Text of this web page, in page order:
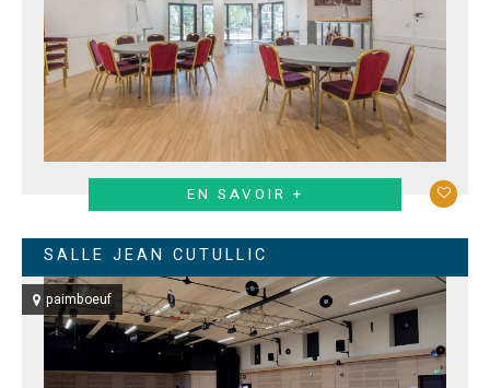
EN SAVOIR +
SALLE JEAN CUTULLIC
paimboeuf